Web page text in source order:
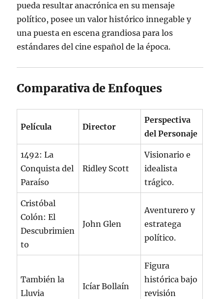
pueda resultar anacrónica en su mensaje
político, posee un valor histórico innegable y
una puesta en escena grandiosa para los
estándares del cine español de la época.
Comparativa de Enfoques
Película Director
Perspectiva
del Personaje
1492: La
Conquista del
Paraíso
Ridley Scott
Visionario e
idealista
trágico.
Cristóbal
Colón: El
Descubrimien
to
John Glen
Aventurero y
estratega
político.
También la
Lluvia
Icíar Bollaín
Figura
histórica bajo
revisión